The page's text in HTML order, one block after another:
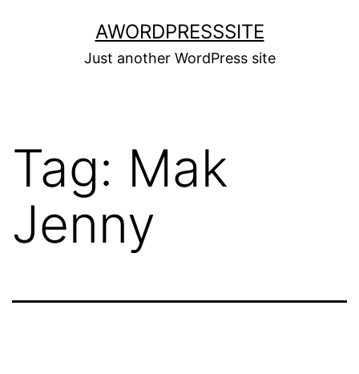
AWORDPRESSSITE
Just another WordPress site
Tag: Mak
Jenny